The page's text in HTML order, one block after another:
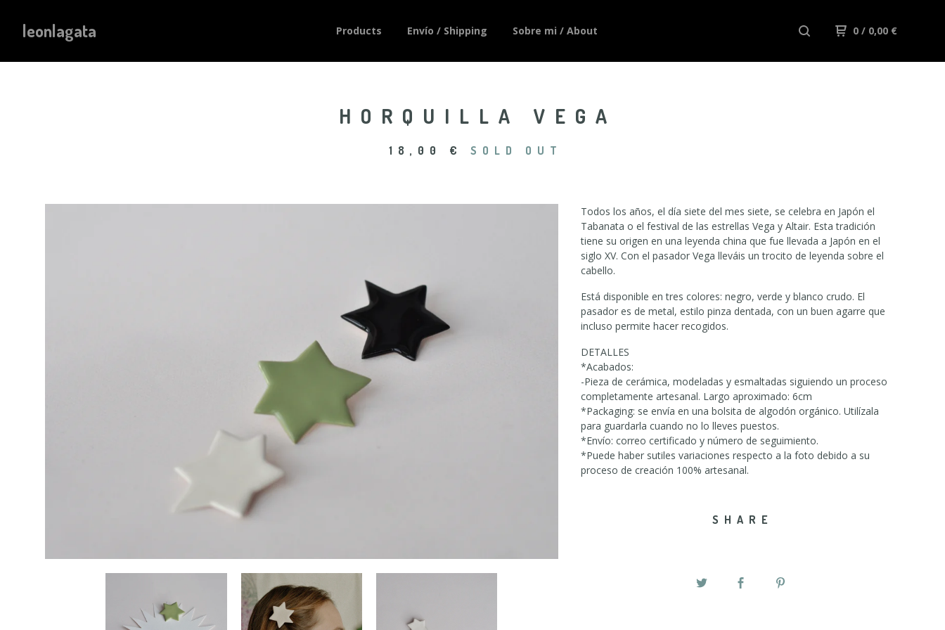
leonlagata Products Envío / Shipping Sobre mi / About 0 / 0,00 €
HORQUILLA VEGA
18,00 € SOLD OUT
Todos los años, el día siete del mes siete, se celebra en Japón el
Tabanata o el festival de las estrellas Vega y Altair. Esta tradición
tiene su origen en una leyenda china que fue llevada a Japón en el
siglo XV. Con el pasador Vega lleváis un trocito de leyenda sobre el
cabello.
Está disponible en tres colores: negro, verde y blanco crudo. El
pasador es de metal, estilo pinza dentada, con un buen agarre que
incluso permite hacer recogidos.
DETALLES
*Acabados:
-Pieza de cerámica, modeladas y esmaltadas siguiendo un proceso
completamente artesanal. Largo aproximado: 6cm
*Packaging: se envía en una bolsita de algodón orgánico. Utilízala
para guardarla cuando no lo lleves puestos.
*Envío: correo certificado y número de seguimiento.
*Puede haber sutiles variaciones respecto a la foto debido a su
proceso de creación 100% artesanal.
SHARE